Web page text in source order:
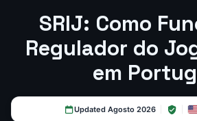
SRIJ: Como
Regulador do
em
Updated Agosto 2026